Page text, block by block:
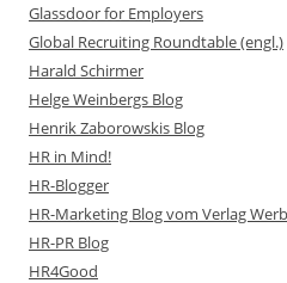
Glassdoor for Employers
Global Recruiting Roundtable (engl.)
Harald Schirmer
Helge Weinbergs Blog
Henrik Zaborowskis Blog
HR in Mind!
HR-Blogger
HR-Marketing Blog vom Verlag
HR-PR Blog
HR4Good